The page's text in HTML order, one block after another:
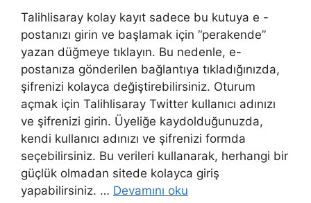
Talihlisaray kolay kayıt sadece bu kutuya e -
postanızı girin ve başlamak için “perakende”
yazan düğmeye tıklayın. Bu nedenle, e-
postanıza gönderilen bağlantıya tıkladığınızda,
şifrenizi kolayca değiştirebilirsiniz. Oturum
açmak için Talihlisaray Twitter kullanıcı adınızı
ve şifrenizi girin. Üyeliğe kaydolduğunuzda,
kendi kullanıcı adınızı ve şifrenizi formda
seçebilirsiniz. Bu verileri kullanarak, herhangi bir
güçlük olmadan sitede kolayca giriş
yapabilirsiniz. … Devamını oku